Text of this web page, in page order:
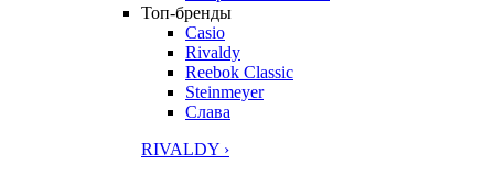
Топ-бренды
Casio
Rivaldy
Reebok Classic
Steinmeyer
Слава
RIVALDY ›